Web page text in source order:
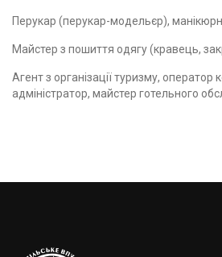
Перукар (перукар-модельєр),
Майстер з пошиття одягу (кравець,
Агент з організації туризму,
адміністратор, майстер готельного